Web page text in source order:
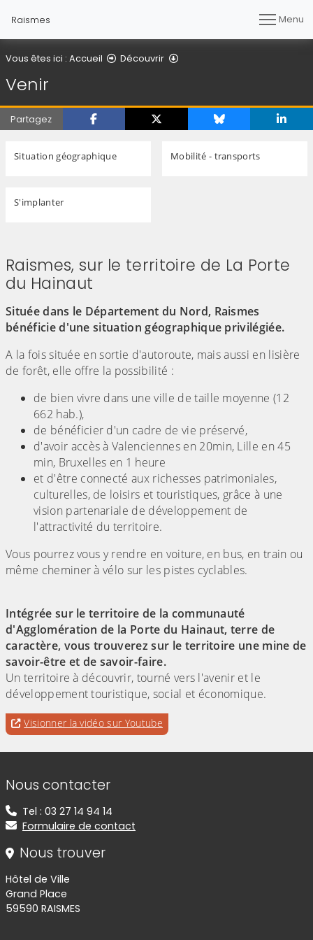
Raismes Menu
Vous êtes ici : Accueil Découvrir
Venir
Partagez
Situation géographique Mobilité - transports
S'implanter
Raismes, sur le territoire de La Porte
du Hainaut
Située dans le Département du Nord, Raismes
bénéficie d'une situation géographique privilégiée.
A la fois située en sortie d'autoroute, mais aussi en lisière
de forêt, elle offre la possibilité :
de bien vivre dans une ville de taille moyenne (12
662 hab.),
de bénéficier d'un cadre de vie préservé,
d'avoir accès à Valenciennes en 20min, Lille en 45
min, Bruxelles en 1 heure
et d'être connecté aux richesses patrimoniales,
culturelles, de loisirs et touristiques, grâce à une
vision partenariale de développement de
l'attractivité du territoire.
Vous pourrez vous y rendre en voiture, en bus, en train ou
même cheminer à vélo sur les pistes cyclables.
Intégrée sur le territoire de la communauté
d'Agglomération de la Porte du Hainaut, terre de
caractère, vous trouverez sur le territoire une mine de
savoir-être et de savoir-faire.
Un territoire à découvrir, tourné vers l'avenir et le
développement touristique, social et économique.
Evitez la vidéo intégrée ci-après et aller au
Visionner la vidéo sur Youtubepour accéder à une éventuelle
Informations de contact
Nous contacter
Tel : 03 27 14 94 14
Formulaire de contact
Nous trouver
Hôtel de Ville
Grand Place
59590 RAISMES